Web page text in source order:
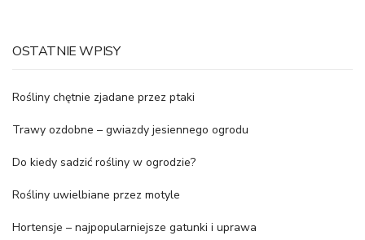
OSTATNIE WPISY
Rośliny chętnie zjadane przez ptaki
Trawy ozdobne – gwiazdy jesiennego ogrodu
Do kiedy sadzić rośliny w ogrodzie?
Rośliny uwielbiane przez motyle
Hortensje – najpopularniejsze gatunki i uprawa